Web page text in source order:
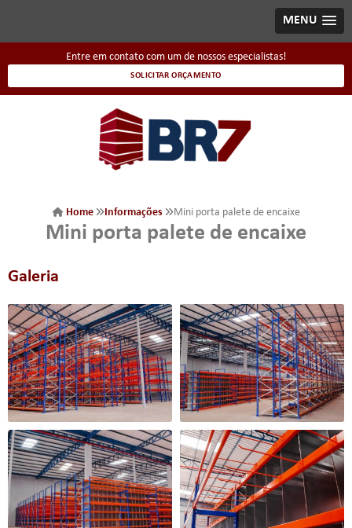
MENU
Entre em contato com um de nossos especialistas!
SOLICITAR ORÇAMENTO
Home Informações Mini porta palete de encaixe
Mini porta palete de encaixe
Galeria